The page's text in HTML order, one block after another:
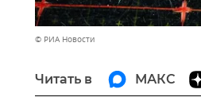
© РИА Новости
Читать в МАКС